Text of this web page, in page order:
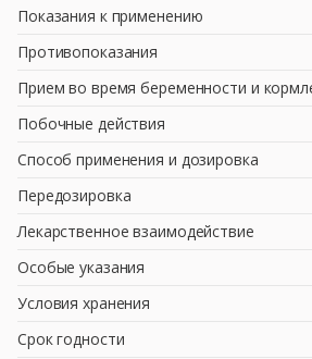
Показания к применению
Противопоказания
Прием во время беременности и
Побочные действия
Способ применения и дозировка
Передозировка
Лекарственное взаимодействие
Особые указания
Условия хранения
Срок годности